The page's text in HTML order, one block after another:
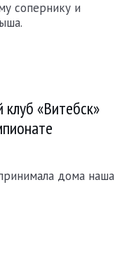
сопернику и
«Витебск»
дома наша